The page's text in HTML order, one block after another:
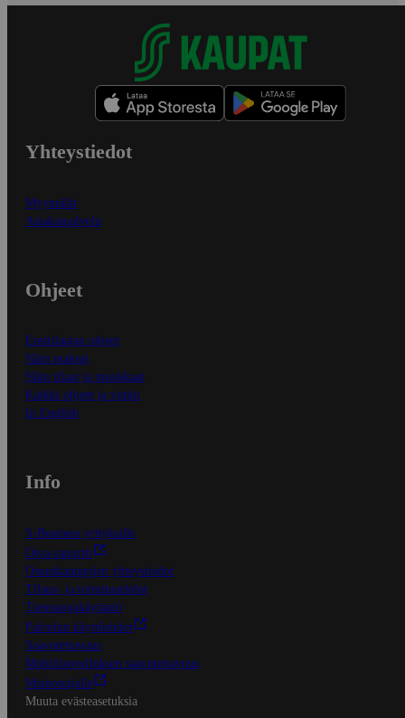
Yhteystiedot
Myymälät
Asiakaspalvelu
Ohjeet
Ensitilaajan ohjeet
Näin maksat
Näin tilaat ja muokkaat
Kaikki ohjeet ja vinkit
In English
Info
S-Business yrityksille
Oiva-raportit
Osuuskauppojen yhteystiedot
Tilaus- ja toimitusehdot
Tietosuojakäytäntö
Palvelun käyttöehdot
Saavutettavuus
Mobiilisovelluksen saavutettavuus
Mainostajalle
Muuta evästeasetuksia